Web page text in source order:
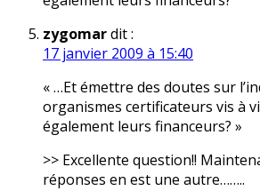
zygomardit :
17 janvier 2009 à 15:40
« …Et émettre des doutes sur
organismes certificateurs vis à
également leurs financeurs? »
>> Excellente question!!
réponses en est une autre……..